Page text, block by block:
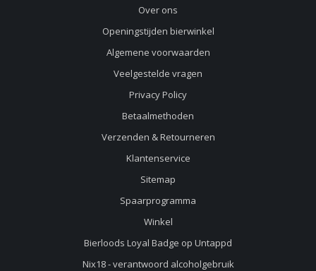
Over ons
Openingstijden bierwinkel
Algemene voorwaarden
Veelgestelde vragen
Privacy Policy
Betaalmethoden
Verzenden & Retourneren
Klantenservice
Sitemap
Spaarprogramma
Winkel
Bierloods Loyal Badge op Untappd
Nix18 - verantwoord alcoholgebruik